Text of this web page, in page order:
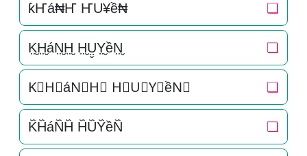
ƙҤá₦Ҥ ҤU¥ề₦ ❏
K̤̮H̤̮áN̤̮H̤̮ H̤̮Ṳ̮Y̤̮ềN̤̮ ❏
K⃘H⃘áN⃘H⃘ H⃘U⃘Y⃘ềN⃘ ❏
K᷈H᷈áN᷈H᷈ H᷈U᷈Y᷈ềN᷈ ❏